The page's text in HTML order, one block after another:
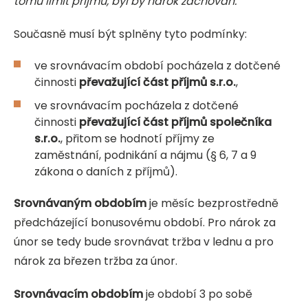
Současně musí být splněny tyto podmínky:
ve srovnávacím období pocházela z dotčené
činnosti převažující část příjmů s.r.o.,
ve srovnávacím pocházela z dotčené
činnosti převažující část příjmů společníka
s.r.o., přitom se hodnotí příjmy ze
zaměstnání, podnikání a nájmu (§ 6, 7 a 9
zákona o daních z příjmů).
Srovnávaným obdobímje měsíc bezprostředně
předcházející bonusovému období. Pro nárok za
únor se tedy bude srovnávat tržba v lednu a pro
nárok za březen tržba za únor.
Srovnávacím obdobímje období 3 po sobě